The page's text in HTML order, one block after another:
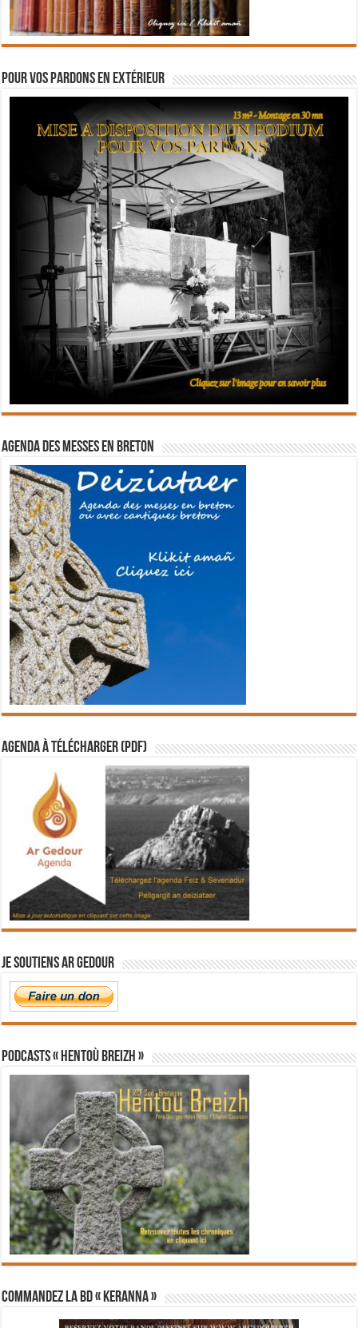
Pour vos pardons en extérieur
Agenda des messes en breton
Agenda à télécharger (PDF)
Je soutiens Ar Gedour
PODCASTS « Hentoù Breizh »
Commandez la BD « Keranna »